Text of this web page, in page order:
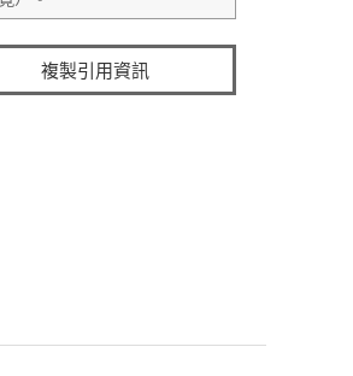
複製引用資訊